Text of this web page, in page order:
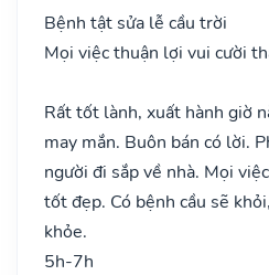
Bệnh tật sửa lễ cầu trời
Mọi việc thuận lợi vui cười
Rất tốt lành, xuất hành giờ
may mắn. Buôn bán có lời.
người đi sắp về nhà. Mọi
tốt đẹp. Có bệnh cầu sẽ
khỏe.
5h-7h